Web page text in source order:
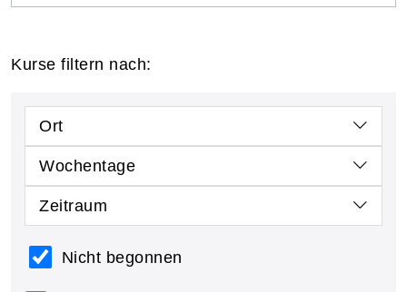
Kurse filtern nach:
Ort
Wochentage
Zeitraum
Nicht begonnen